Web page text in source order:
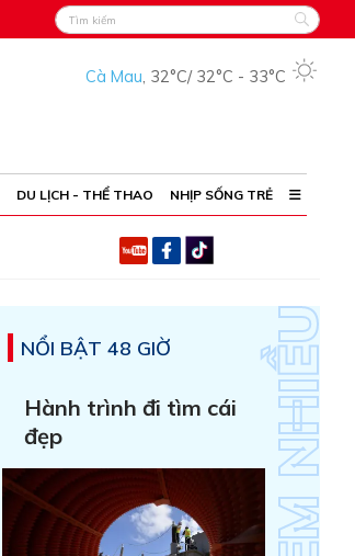
Cà Mau, 32°C/ 32°C - 33°C
DU LỊCH - THỂ THAO NHỊP SỐNG TRẺ
NỔI BẬT 48 GIỜ
Hành trình đi tìm cái
đẹp